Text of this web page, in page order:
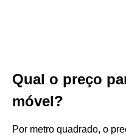
Qual o preço
móvel?
Por metro quadrado, o